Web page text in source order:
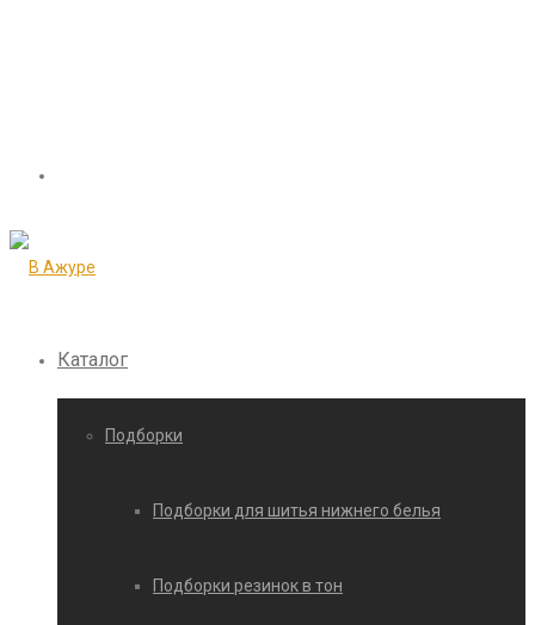
Каталог
Подборки
Подборки для шитья нижнего белья
Подборки резинок в тон